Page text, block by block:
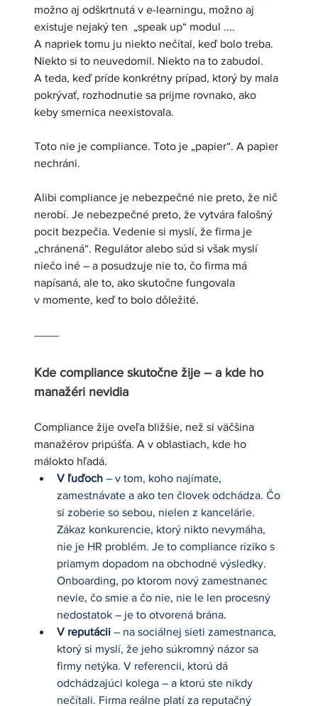
možno aj odškrtnutá v e-learningu, možno aj
existuje nejaký ten  „speak up“ modul ....
A napriek tomu ju niekto nečítal, keď bolo treba.
Niekto si to neuvedomil. Niekto na to zabudol.
A teda, keď príde konkrétny prípad, ktorý by mala
pokrývať, rozhodnutie sa prijme rovnako, ako
keby smernica neexistovala.
Toto nie je compliance. Toto je „papier“. A papier
nechráni.
Alibi compliance je nebezpečné nie preto, že nič
nerobí. Je nebezpečné preto, že vytvára falošný
pocit bezpečia. Vedenie si myslí, že firma je
„chránená“. Regulátor alebo súd si však myslí
niečo iné – a posudzuje nie to, čo firma má
napísaná, ale to, ako skutočne fungovala
v momente, keď to bolo dôležité.
Kde compliance skutočne žije – a kde ho
manažéri nevidia
Compliance žije oveľa bližšie, než si väčšina
manažérov pripúšťa. A v oblastiach, kde ho
málokto hľadá.
V ľuďoch – v tom, koho najímate,
zamestnávate a ako ten človek odchádza. Čo
si zoberie so sebou, nielen z kancelárie.
Zákaz konkurencie, ktorý nikto nevymáha,
nie je HR problém. Je to compliance riziko s
priamym dopadom na obchodné výsledky.
Onboarding, po ktorom nový zamestnanec
nevie, čo smie a čo nie, nie le len procesný
nedostatok – je to otvorená brána.
V reputácii – na sociálnej sieti zamestnanca,
ktorý si myslí, že jeho súkromný názor sa
firmy netýka. V referencii, ktorú dá
odchádzajúci kolega – a ktorú ste nikdy
nečítali. Firma reálne platí za reputačný